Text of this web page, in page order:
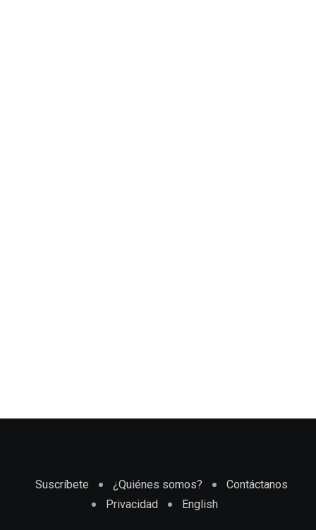
Suscríbete ¿Quiénes somos?
Contáctanos
Privacidad
English